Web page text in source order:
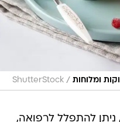
ומלוחות /
ShutterStock
ניתן להתפלל לרפואה,